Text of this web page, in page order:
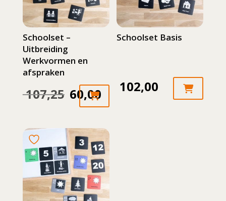
Schoolset –
Uitbreiding
Werkvormen en
afspraken
107,25 Oorspronkelijke
was:
107,25.
60,00Huidige
is:
60,00.
Schoolset Basis
102,00